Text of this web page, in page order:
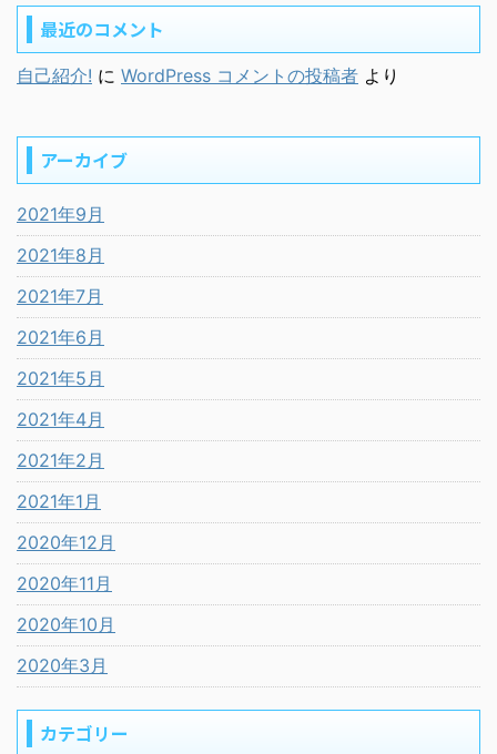
最近のコメント
自己紹介! に WordPress コメントの投稿者 より
アーカイブ
2021年9月
2021年8月
2021年7月
2021年6月
2021年5月
2021年4月
2021年2月
2021年1月
2020年12月
2020年11月
2020年10月
2020年3月
カテゴリー